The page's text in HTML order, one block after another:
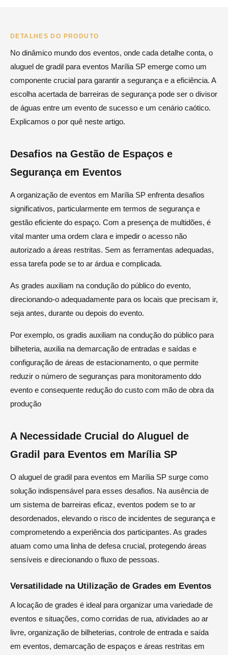
DETALHES DO PRODUTO
No dinâmico mundo dos eventos, onde cada detalhe conta, o
aluguel de gradil para eventos Marília SP emerge como um
componente crucial para garantir a segurança e a eficiência. A
escolha acertada de barreiras de segurança pode ser o divisor
de águas entre um evento de sucesso e um cenário caótico.
Explicamos o por quê neste artigo.
Desafios na Gestão de Espaços e
Segurança em Eventos
A organização de eventos em Marília SP enfrenta desafios
significativos, particularmente em termos de segurança e
gestão eficiente do espaço. Com a presença de multidões, é
vital manter uma ordem clara e impedir o acesso não
autorizado a áreas restritas. Sem as ferramentas adequadas,
essa tarefa pode se to ar árdua e complicada.
As grades auxiliam na condução do público do evento,
direcionando-o adequadamente para os locais que precisam ir,
seja antes, durante ou depois do evento.
Por exemplo, os gradis auxiliam na condução do público para
bilheteria, auxilia na demarcação de entradas e saídas e
configuração de áreas de estacionamento, o que permite
reduzir o número de seguranças para monitoramento ddo
evento e consequente redução do custo com mão de obra da
produção
A Necessidade Crucial do Aluguel de
Gradil para Eventos em Marília SP
O aluguel de gradil para eventos em Marília SP surge como
solução indispensável para esses desafios. Na ausência de
um sistema de barreiras eficaz, eventos podem se to ar
desordenados, elevando o risco de incidentes de segurança e
comprometendo a experiência dos participantes. As grades
atuam como uma linha de defesa crucial, protegendo áreas
sensíveis e direcionando o fluxo de pessoas.
Versatilidade na Utilização de Grades em Eventos
A locação de grades é ideal para organizar uma variedade de
eventos e situações, como corridas de rua, atividades ao ar
livre, organização de bilheterias, controle de entrada e saída
em eventos, demarcação de espaços e áreas restritas em